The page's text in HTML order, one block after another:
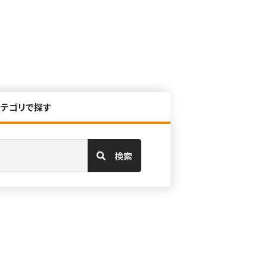
ゴリで探す
検索